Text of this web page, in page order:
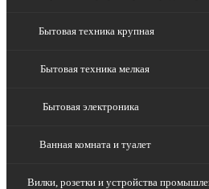
Бытовая техника крупная
Бытовая техника мелкая
Бытовая электроника
Ванная комната и туалет
Вилки, розетки и устройства